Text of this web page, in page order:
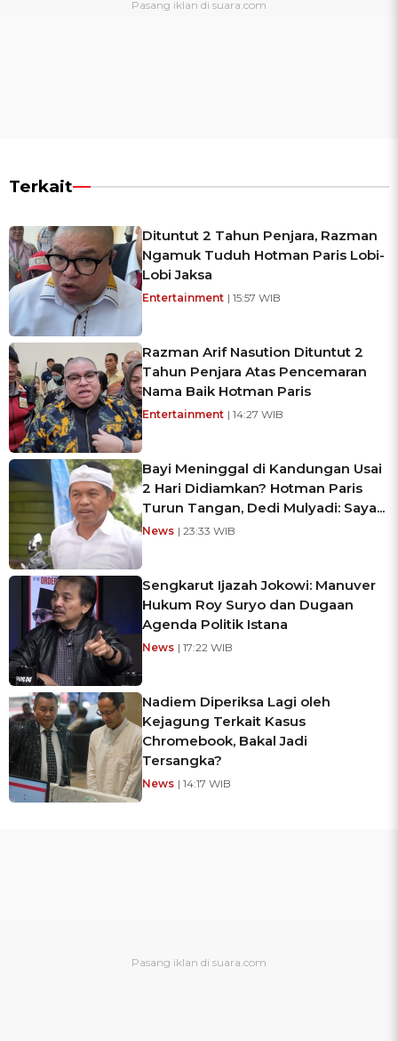
Terkait
Dituntut 2 Tahun Penjara, Razman
Ngamuk Tuduh Hotman Paris Lobi-
Lobi Jaksa
Entertainment | 15:57 WIB
Razman Arif Nasution Dituntut 2
Tahun Penjara Atas Pencemaran
Nama Baik Hotman Paris
Entertainment | 14:27 WIB
Bayi Meninggal di Kandungan Usai
2 Hari Didiamkan? Hotman Paris
Turun Tangan, Dedi Mulyadi: Saya...
News | 23:33 WIB
Sengkarut Ijazah Jokowi: Manuver
Hukum Roy Suryo dan Dugaan
Agenda Politik Istana
News | 17:22 WIB
Nadiem Diperiksa Lagi oleh
Kejagung Terkait Kasus
Chromebook, Bakal Jadi
Tersangka?
News | 14:17 WIB